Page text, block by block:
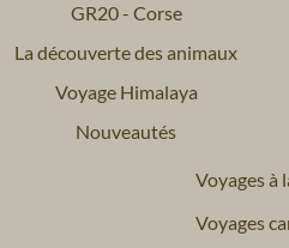
GR20 - Corse
La découverte des animaux
Voyage Himalaya
Nouveautés
Voyages à
Voyages